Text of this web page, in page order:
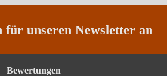
Rot
für unseren Newsletter an
Bewertungen